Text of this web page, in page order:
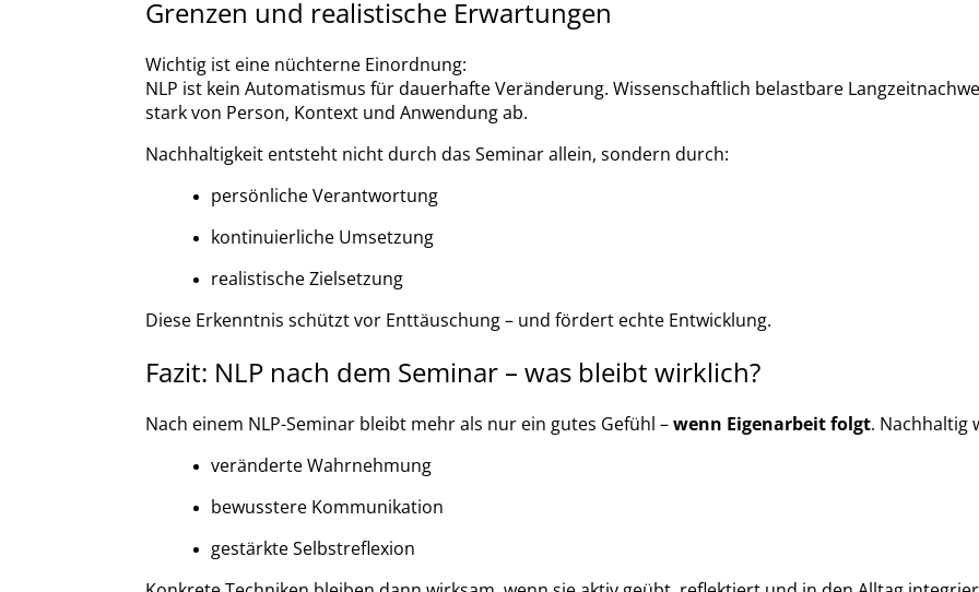
Grenzen und realistische Erwartungen
Wichtig ist eine nüchterne Einordnung:
NLP ist kein Automatismus für dauerhafte Veränderung. Wissenschaftlich belastbare
stark von Person, Kontext und Anwendung ab.
Nachhaltigkeit entsteht nicht durch das Seminar allein, sondern durch:
persönliche Verantwortung
kontinuierliche Umsetzung
realistische Zielsetzung
Diese Erkenntnis schützt vor Enttäuschung – und fördert echte Entwicklung.
Fazit: NLP nach dem Seminar – was bleibt wirklich?
Nach einem NLP-Seminar bleibt mehr als nur ein gutes Gefühl –wenn Eigenarbeit folgt. Nachhaltig
veränderte Wahrnehmung
bewusstere Kommunikation
gestärkte Selbstreflexion